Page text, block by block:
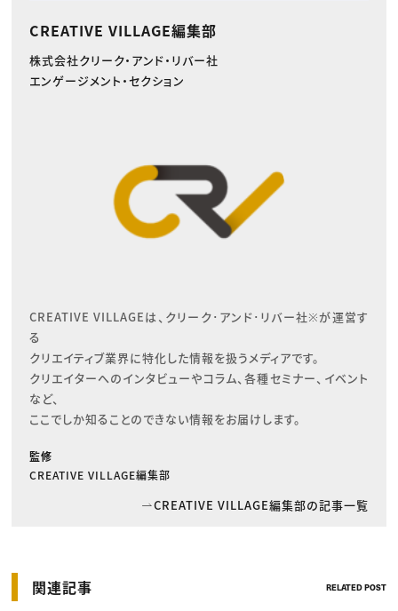
CREATIVE VILLAGE編集部
株式会社クリーク・アンド・リバー社
エンゲージメント・セクション
CREATIVE VILLAGEは、クリーク･アンド･リバー社※が運営す
る
クリエイティブ業界に特化した情報を扱うメディアです。
クリエイターへのインタビューやコラム、各種セミナー、イベント
など、
ここでしか知ることのできない情報をお届けします。
監修
CREATIVE VILLAGE編集部
CREATIVE VILLAGE編集部の記事一覧
関連記事 RELATED POST